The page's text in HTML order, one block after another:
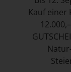
Kauf einer